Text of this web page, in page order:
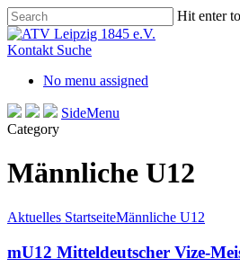
Skip
to
main
Hit enter
Close
Search
Kontakt Suche
No menu assigned
SideMenu
Category
Männliche U12
Aktuelles StartseiteMännliche U12
mU12 Mitteldeutscher Vize-